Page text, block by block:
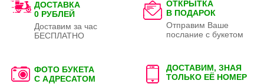
ДОСТАВКА
0 РУБЛЕЙ
Доставим за час
БЕСПЛАТНО
ОТКРЫТКА
В ПОДАРОК
Отправим Ваше
послание с букетом
ФОТО БУКЕТА
С АДРЕСАТОМ
ДОСТАВИМ, ЗНАЯ
ТОЛЬКО ЕЁ НОМЕР